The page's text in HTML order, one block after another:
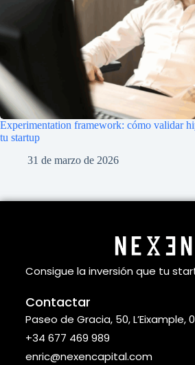
Experimentation framework: cómo validar
tu startup
31 de marzo de 2026
Consigue la inversión que tu
Contactar
Paseo de Gracia, 50, L’Eixample,
+34 677 469 989
enric@nexencapital.com